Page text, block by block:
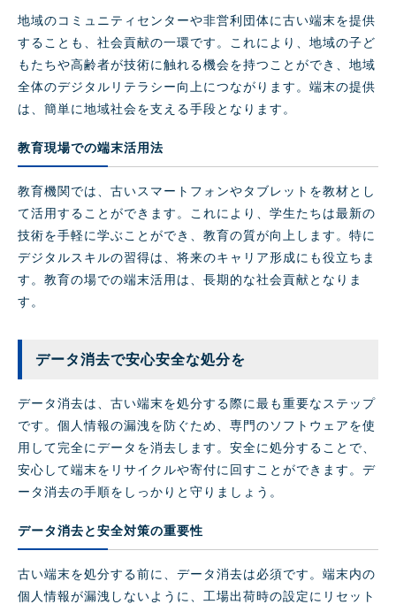
地域のコミュニティセンターや非営利団体に古い端末を提供
することも、社会貢献の一環です。これにより、地域の子ど
もたちや高齢者が技術に触れる機会を持つことができ、地域
全体のデジタルリテラシー向上につながります。端末の提供
は、簡単に地域社会を支える手段となります。
教育現場での端末活用法
教育機関では、古いスマートフォンやタブレットを教材とし
て活用することができます。これにより、学生たちは最新の
技術を手軽に学ぶことができ、教育の質が向上します。特に
デジタルスキルの習得は、将来のキャリア形成にも役立ちま
す。教育の場での端末活用は、長期的な社会貢献となりま
す。
データ消去で安心安全な処分を
データ消去は、古い端末を処分する際に最も重要なステップ
です。個人情報の漏洩を防ぐため、専門のソフトウェアを使
用して完全にデータを消去します。安全に処分することで、
安心して端末をリサイクルや寄付に回すことができます。デ
ータ消去の手順をしっかりと守りましょう。
データ消去と安全対策の重要性
古い端末を処分する前に、データ消去は必須です。端末内の
個人情報が漏洩しないように、工場出荷時の設定にリセット